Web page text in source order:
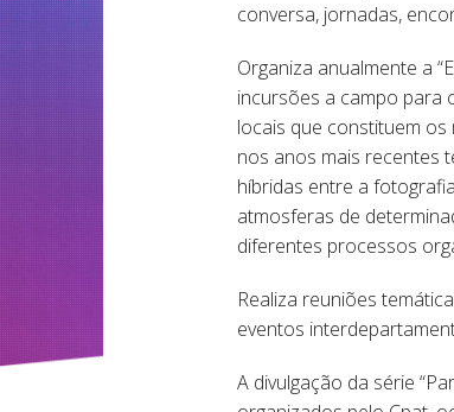
conversa, jornadas,
Organiza anualmente a
incursões a campo para
locais que constituem
nos anos mais recentes
híbridas entre a
atmosferas de
diferentes processos
Realiza reuniões
eventos
A divulgação da série